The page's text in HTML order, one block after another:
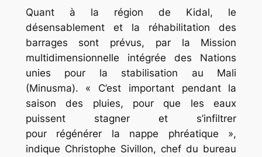
Quant à la région de Kidal, le
désensablement et la réhabilitation des
barrages sont prévus, par la Mission
multidimensionnelle intégrée des Nations
unies pour la stabilisation au Mali
(Minusma). « C’est important pendant la
saison des pluies, pour que les eaux
puissent stagner et s’infiltrer
pour régénérer la nappe phréatique »,
indique Christophe Sivillon, chef du bureau